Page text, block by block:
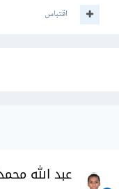
اقتباس
عبد الله محمد5